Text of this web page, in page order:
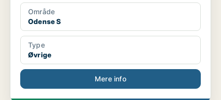
Område
Odense S
Type
Øvrige
Mere info